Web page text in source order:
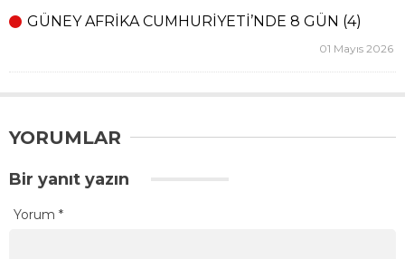
GÜNEY AFRİKA CUMHURİYETİ’NDE 8 GÜN (4)
01 Mayıs 2026
YORUMLAR
Bir yanıt yazın
Yorum *